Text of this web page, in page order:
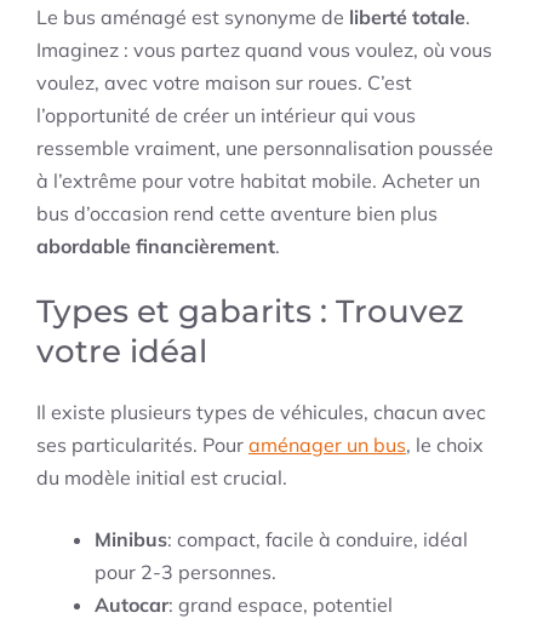
Le bus aménagé est synonyme de liberté totale.
Imaginez : vous partez quand vous voulez, où vous
voulez, avec votre maison sur roues. C’est
l’opportunité de créer un intérieur qui vous
ressemble vraiment, une personnalisation poussée
à l’extrême pour votre habitat mobile. Acheter un
bus d’occasion rend cette aventure bien plus
abordable financièrement.
Types et gabarits : Trouvez
votre idéal
Il existe plusieurs types de véhicules, chacun avec
ses particularités. Pour aménager un bus, le choix
du modèle initial est crucial.
Minibus: compact, facile à conduire, idéal
pour 2-3 personnes.
Autocar: grand espace, potentiel